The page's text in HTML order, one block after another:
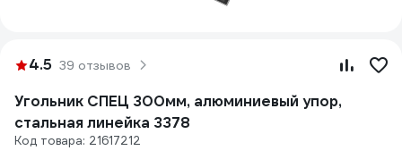
4.5 39 отзывов
Угольник СПЕЦ 300мм, алюминиевый упор,
стальная линейка 3378
Код товара: 21617212